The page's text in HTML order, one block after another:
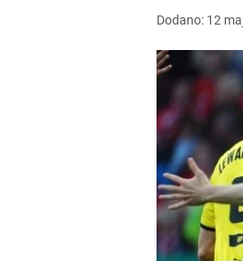
Dodano: 12